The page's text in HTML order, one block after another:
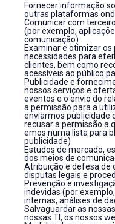
Fornecer informação
outras plataformas
Comunicar com
(por exemplo,
comunicação)
Examinar e otimizar
necessidades para
clientes, bem como
acessíveis ao público
Publicidade e
nossos serviços e
eventos e o envio do
a permissão para a
enviarmos publicidade
recusar a permissão a
emos numa lista para
publicidade)
Estudos de mercado,
dos meios de
Atribuição e defesa de
disputas legais e
Prevenção e
indevidas (por
internas, análises de
Salvaguardar as
nossas TI, os nossos